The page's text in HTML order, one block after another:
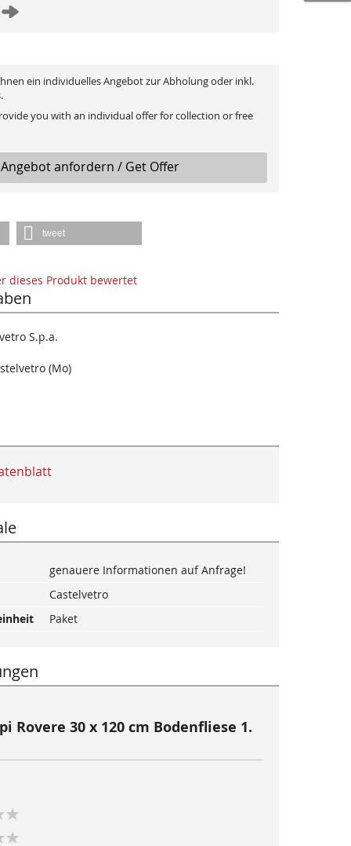
ein individuelles Angebot zur Abholung oder inkl.
you with an individual offer for collection or free
Angebot anfordern / Get Offer
tweet
dieses Produkt bewertet
S.p.a.
(Mo)
genauere Informationen auf Anfrage!
Castelvetro
Paket
Rovere 30 x 120 cm Bodenfliese 1.